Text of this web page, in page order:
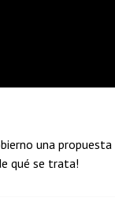
una
qué se trata!